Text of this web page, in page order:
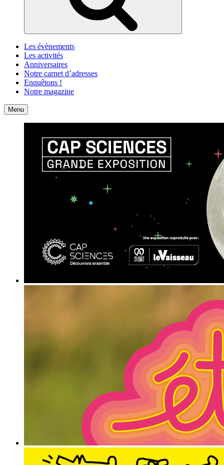
Les évènements
Les activités
Anniversaires
Notre carnet d’adresses
Enquêtons !
Notre magazine
Accueil
Menu Contact